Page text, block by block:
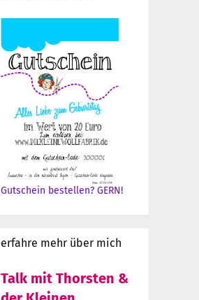
Gutschein bestellen? GERN!
erfahre mehr über mich
Talk mit Thorsten &